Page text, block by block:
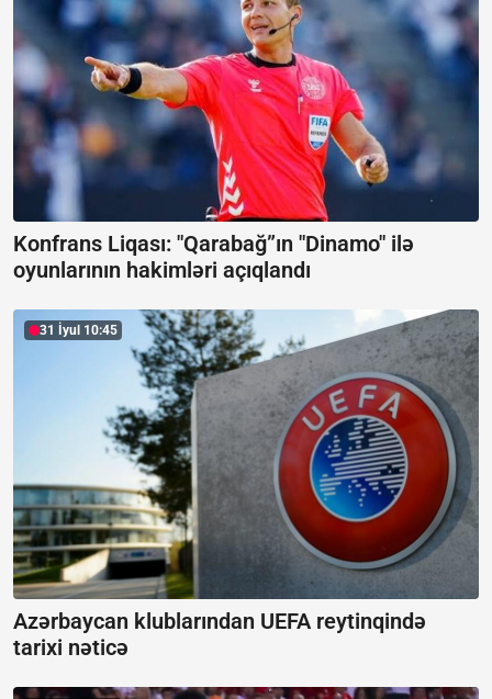
Konfrans Liqası: "Qarabağ”ın "Dinamo" ilə
oyunlarının hakimləri açıqlandı
31 İyul 10:45
Azərbaycan klublarından UEFA reytinqində
tarixi nəticə